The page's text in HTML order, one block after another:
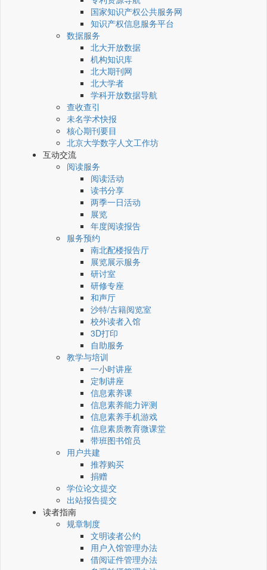
国家知识产权公共服务网
知识产权信息服务平台
数据服务
北大开放数据
机构知识库
北大期刊网
北大学者
学科开放数据导航
查收查引
未名学术快报
核心期刊要目
北京大学数字人文工作坊
互动交流
阅读服务
阅读活动
读书分享
两季一日活动
展览
年度阅读报告
服务预约
南北配楼报告厅
展览展示服务
研讨室
研修专座
和声厅
沙特/古籍阅览室
校外读者入馆
3D打印
自助服务
教学与培训
一小时讲座
定制讲座
信息素养课
信息素养能力评测
信息素养手机游戏
信息素质教育微课堂
带班图书馆员
用户共建
推荐购买
捐赠
学位论文提交
出站报告提交
读者指南
规章制度
文明读者公约
用户入馆管理办法
借阅证件管理办法